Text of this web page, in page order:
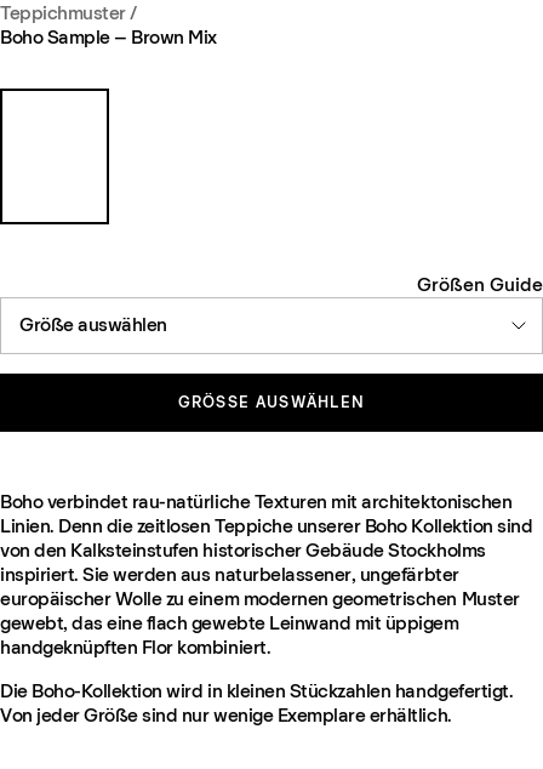
Teppichmuster/
Boho Sample – Brown Mix
Größen Guide
Größe auswählen
GRÖSSE AUSWÄHLEN
Boho verbindet rau-natürliche Texturen mit architektonischen
Linien. Denn die zeitlosen Teppiche unserer Boho Kollektion sind
von den Kalksteinstufen historischer Gebäude Stockholms
inspiriert. Sie werden aus naturbelassener, ungefärbter
europäischer Wolle zu einem modernen geometrischen Muster
gewebt, das eine flach gewebte Leinwand mit üppigem
handgeknüpften Flor kombiniert.
Die Boho-Kollektion wird in kleinen Stückzahlen handgefertigt.
Von jeder Größe sind nur wenige Exemplare erhältlich.